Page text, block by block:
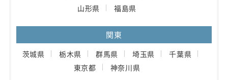
山形県
福島県
関東
茨城県 栃木県 群馬県 埼玉県
千葉県
東京都
神奈川県